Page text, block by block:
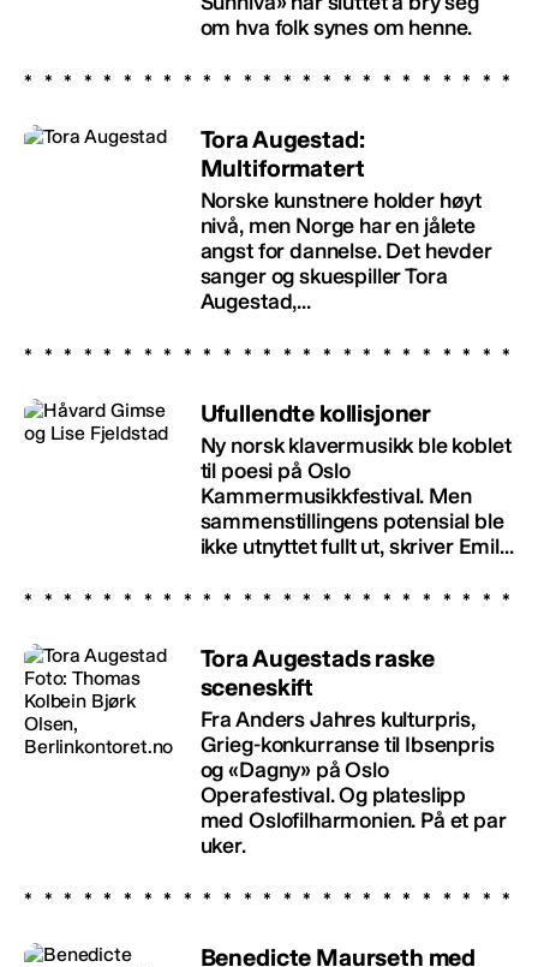
om hva folk synes om henne.
Tora Augestad:
Multiformatert
Norske kunstnere holder høyt
nivå, men Norge har en jålete
angst for dannelse. Det hevder
sanger og skuespiller Tora
Augestad,...
Ufullendte kollisjoner
Ny norsk klavermusikk ble koblet
til poesi på Oslo
Kammermusikkfestival. Men
sammenstillingens potensial ble
ikke utnyttet fullt ut, skriver Emil...
Tora Augestads raske
sceneskift
Fra Anders Jahres kulturpris,
Grieg-konkurranse til Ibsenpris
og «Dagny» på Oslo
Operafestival. Og plateslipp
med Oslofilharmonien. På et par
uker.
Benedicte Maurseth med